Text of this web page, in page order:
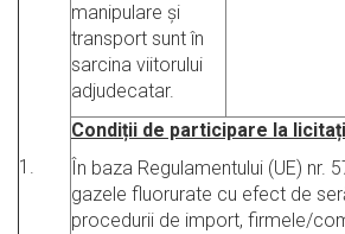
1.
manipulare și
transport sunt în
sarcina viitorului
adjudecatar.
Condiții de participare la
În baza Regulamentului (UE) nr.
gazele fluorurate cu efect de
procedurii de import, firmele/